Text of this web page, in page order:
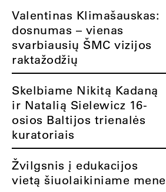
Valentinas Klimašauskas:
dosnumas – vienas
svarbiausių ŠMC vizijos
raktažodžių
Skelbiame Nikitą Kadaną
ir Natalią Sielewicz 16-
osios Baltijos trienalės
kuratoriais
Žvilgsnis į edukacijos
vietą šiuolaikiniame mene